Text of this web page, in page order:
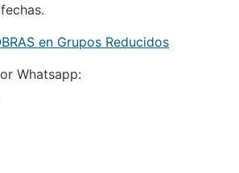
en Grupos Reducidos
Whatsapp: